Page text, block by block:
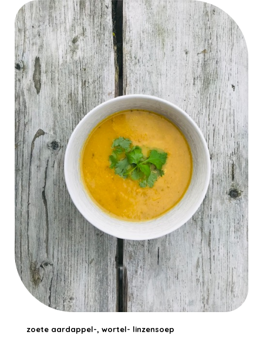
zoete aardappel-, wortel- linzensoep